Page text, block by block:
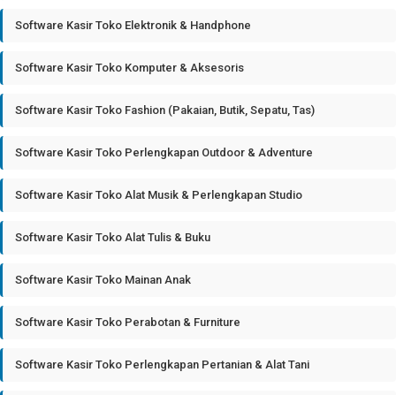
Software Kasir Toko Elektronik & Handphone
Software Kasir Toko Komputer & Aksesoris
Software Kasir Toko Fashion (Pakaian, Butik, Sepatu, Tas)
Software Kasir Toko Perlengkapan Outdoor & Adventure
Software Kasir Toko Alat Musik & Perlengkapan Studio
Software Kasir Toko Alat Tulis & Buku
Software Kasir Toko Mainan Anak
Software Kasir Toko Perabotan & Furniture
Software Kasir Toko Perlengkapan Pertanian & Alat Tani